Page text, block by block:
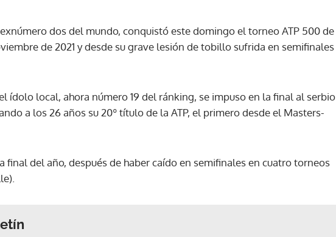
dos del mundo, conquistó este domingo el torneo ATP 500 de
de 2021 y desde su grave lesión de tobillo sufrida en semifinales
ídolo local, ahora número 19 del ránking, se impuso en la final al serbio
a los 26 años su 20º título de la ATP, el primero desde el Masters-
final del año, después de haber caído en semifinales en cuatro torneos